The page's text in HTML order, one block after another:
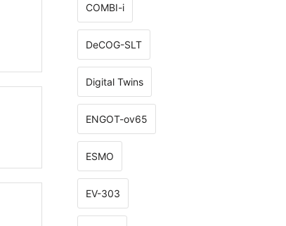
COMBI-i
DeCOG-SLT
Digital Twins
ENGOT-ov65
ESMO
EV-303